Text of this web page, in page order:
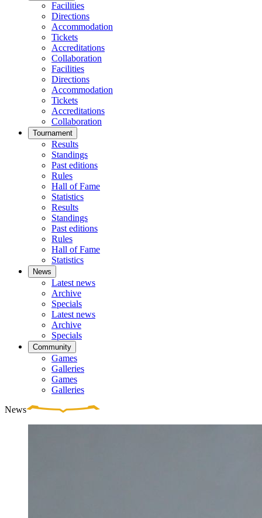
Facilities
Directions
Accommodation
Tickets
Accreditations
Collaboration
Facilities
Directions
Accommodation
Tickets
Accreditations
Collaboration
Tournament
Results
Standings
Past editions
Rules
Hall of Fame
Statistics
Results
Standings
Past editions
Rules
Hall of Fame
Statistics
News
Latest news
Archive
Specials
Latest news
Archive
Specials
Community
Games
Galleries
Games
Galleries
News